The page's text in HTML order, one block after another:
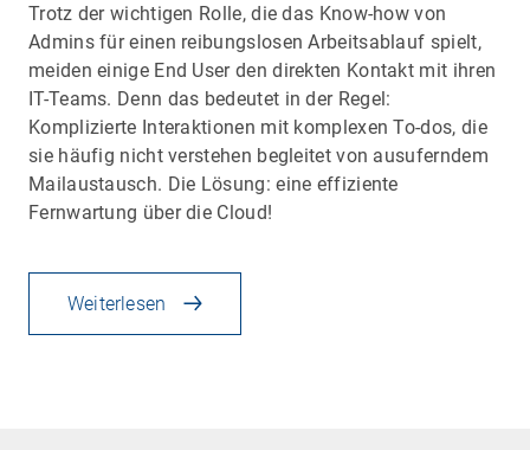
Trotz der wichtigen Rolle, die das Know-how von
Admins für einen reibungslosen Arbeitsablauf spielt,
meiden einige End User den direkten Kontakt mit ihren
IT-Teams. Denn das bedeutet in der Regel:
Komplizierte Interaktionen mit komplexen To-dos, die
sie häufig nicht verstehen begleitet von ausuferndem
Mailaustausch. Die Lösung: eine effiziente
Fernwartung über die Cloud!
Weiterlesen